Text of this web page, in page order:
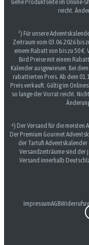
siehe Produktseite im Online-
reicht.
³) Für unsere
Zeitraum vom 03.06.2026 bis
einem Rabatt von bis zu 50 €.
Bird Preise mit einem
Kalender ausgewiesen. Bei
rabattierten Preis. Ab dem
Preis verkauft. Gültig im
so lange der Vorrat reicht.
⁴) Der Versand für die meisten
Der Premium Gourmet
der Tartufi
Versandzeiträume sind
Versand innerhalb
ImpressumAGB